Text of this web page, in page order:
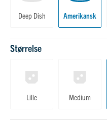
Deep Dish Amerikansk
Størrelse
Lille Medium